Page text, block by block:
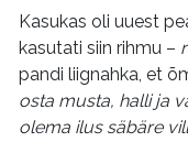
Kasukas oli uuest
kasutati siin rihmu –
pandi liignahka, et
osta musta, halli ja
olema ilus säbäre